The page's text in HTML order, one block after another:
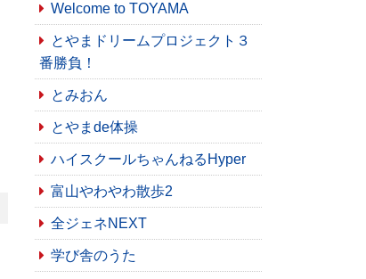
Welcome to TOYAMA
とやまドリームプロジェクト３
番勝負！
とみおん
とやまde体操
ハイスクールちゃんねるHyper
富山やわやわ散歩2
全ジェネNEXT
学び舎のうた